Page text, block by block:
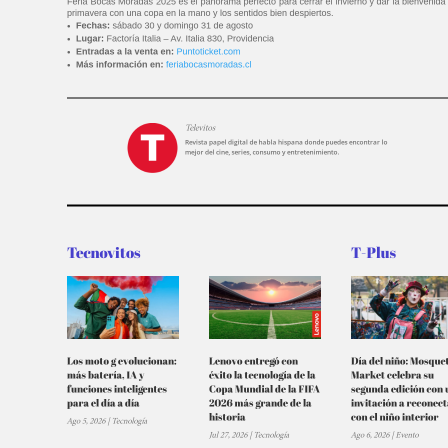
primavera con una copa en la mano y los sentidos bien despiertos.
Fechas: sábado 30 y domingo 31 de agosto
Lugar: Factoría Italia – Av. Italia 830, Providencia
Entradas a la venta en: Puntoticket.com
Más información en: feriabocasmoradas.cl
Televitos
Revista papel digital de habla hispana donde puedes encontrar lo
mejor del cine, series, consumo y entretenimiento.
Tecnovitos
Los moto g evolucionan:
más batería, IA y
funciones inteligentes
para el día a día
Ago 5, 2026|Tecnología
Lenovo entregó con
éxito la tecnología de la
Copa Mundial de la FIFA
2026 más grande de la
historia
Jul 27, 2026|Tecnología
T-Plus
Día del niño:
Market celebra su
segunda edición con
invitación a
con el niño interior
Ago 6, 2026|Evento